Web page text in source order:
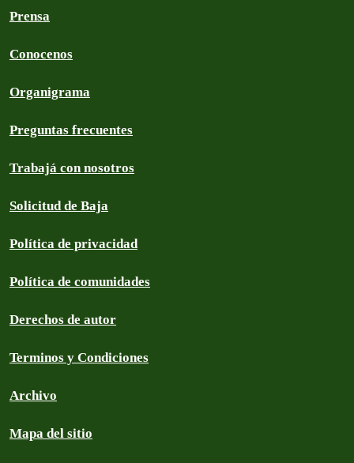
Prensa
Conocenos
Organigrama
Preguntas frecuentes
Trabajá con nosotros
Solicitud de Baja
Política de privacidad
Política de comunidades
Derechos de autor
Terminos y Condiciones
Archivo
Mapa del sitio